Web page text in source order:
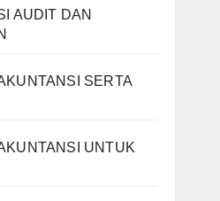
AUDIT DAN
SERTA
UNTUK